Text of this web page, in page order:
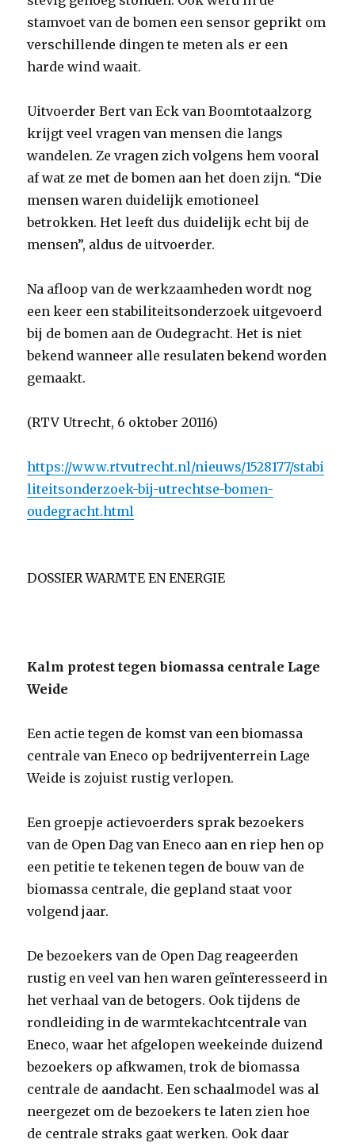
stamvoet van de bomen een sensor geprikt om
verschillende dingen te meten als er een
harde wind waait.
Uitvoerder Bert van Eck van Boomtotaalzorg
krijgt veel vragen van mensen die langs
wandelen. Ze vragen zich volgens hem vooral
af wat ze met de bomen aan het doen zijn. “Die
mensen waren duidelijk emotioneel
betrokken. Het leeft dus duidelijk echt bij de
mensen”, aldus de uitvoerder.
Na afloop van de werkzaamheden wordt nog
een keer een stabiliteitsonderzoek uitgevoerd
bij de bomen aan de Oudegracht. Het is niet
bekend wanneer alle resulaten bekend worden
gemaakt.
(RTV Utrecht, 6 oktober 20116)
https://www.rtvutrecht.nl/nieuws/1528177/stabi
liteitsonderzoek-bij-utrechtse-bomen-
oudegracht.html
DOSSIER WARMTE EN ENERGIE
Kalm protest tegen biomassa centrale Lage
Weide
Een actie tegen de komst van een biomassa
centrale van Eneco op bedrijventerrein Lage
Weide is zojuist rustig verlopen.
Een groepje actievoerders sprak bezoekers
van de Open Dag van Eneco aan en riep hen op
een petitie te tekenen tegen de bouw van de
biomassa centrale, die gepland staat voor
volgend jaar.
De bezoekers van de Open Dag reageerden
rustig en veel van hen waren geïnteresseerd in
het verhaal van de betogers. Ook tijdens de
rondleiding in de warmtekachtcentrale van
Eneco, waar het afgelopen weekeinde duizend
bezoekers op afkwamen, trok de biomassa
centrale de aandacht. Een schaalmodel was al
neergezet om de bezoekers te laten zien hoe
de centrale straks gaat werken. Ook daar